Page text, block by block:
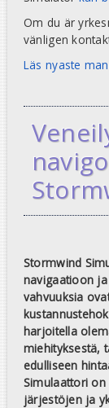
Om du är
vänligen
Läs nyaste
Stormwind
navigaatioon
vahvuuksia
harjoitella
miehityksestä,
edulliseen
Simulaattori
järjestöjen ja